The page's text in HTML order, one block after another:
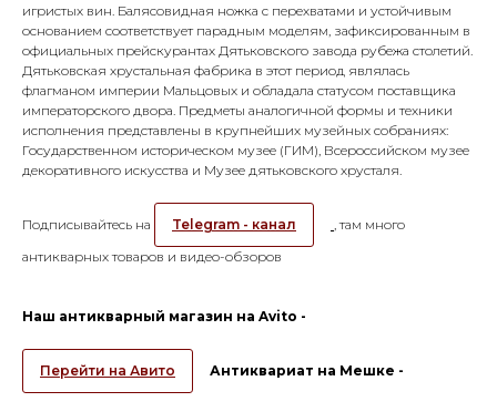
игристых вин. Балясовидная ножка с перехватами и устойчивым
основанием соответствует парадным моделям, зафиксированным в
официальных прейскурантах Дятьковского завода рубежа столетий.
Дятьковская хрустальная фабрика в этот период являлась
флагманом империи Мальцовых и обладала статусом поставщика
императорского двора. Предметы аналогичной формы и техники
исполнения представлены в крупнейших музейных собраниях:
Государственном историческом музее (ГИМ), Всероссийском музее
декоративного искусства и Музее дятьковского хрусталя.
Подписывайтесь на Telegram - канал
, там много
антикварных товаров и видео-обзоров
Наш антикварный магазин на Avito -
Перейти на Авито Антиквариат на Мешке -